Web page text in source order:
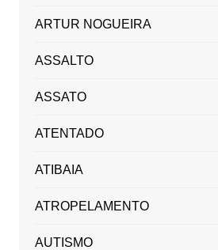
ARTUR NOGUEIRA
ASSALTO
ASSATO
ATENTADO
ATIBAIA
ATROPELAMENTO
AUTISMO